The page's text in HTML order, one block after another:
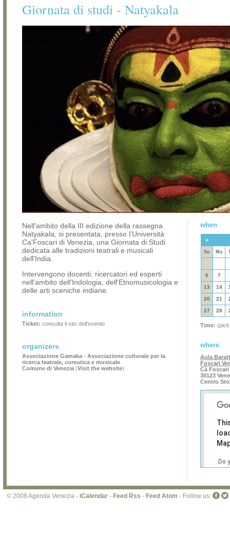
Giornata di studi - Natyakala
Nell'ambito della III edizione della rassegna
Natyakala, si presentata, presso l'Università
Ca'Foscari di Venezia, una Giornata di Studi
dedicata alle tradizioni teatrali e musicali
dell'India.
Intervengono docenti, ricercatori ed esperti
nell'ambito dell'Indologia, dell'Etnomusicologia e
delle arti sceniche indiane.
information
Ticket: consulta il sito dell'evento
organizers
Associazione Gamaka - Associazione culturale per la
ricerca teatrale, coreutica e musicale
Comune di Venezia (Visit the website)
when
«
Su Mo
6 7
13 14
20 21
27 28
Time:
where
Aula
Foscari
Cà
30123
Centro
Do
© 2008 Agenda Venezia - iCalendar - Feed Rss - Feed Atom - Follow us: